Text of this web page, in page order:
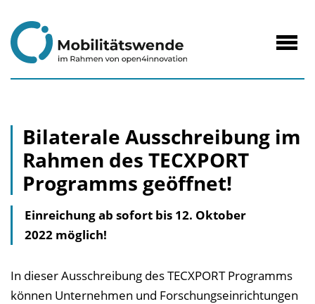
Inhalt
Bilaterale Ausschreibung im
Rahmen des TECXPORT
Programms geöffnet!
Einreichung ab sofort bis 12. Oktober
2022 möglich!
In dieser Ausschreibung des TECXPORT Programms
können Unternehmen und Forschungseinrichtungen